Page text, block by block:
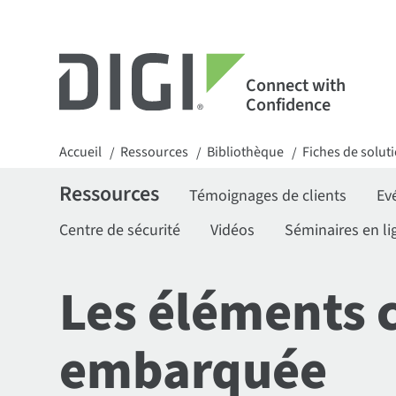
Connect with
Confidence
Accueil / Ressources / Bibliothèque / Fiches de
Ressources Témoignages de clients
Centre de sécurité
Vidéos Séminaires en
Les
embarquée